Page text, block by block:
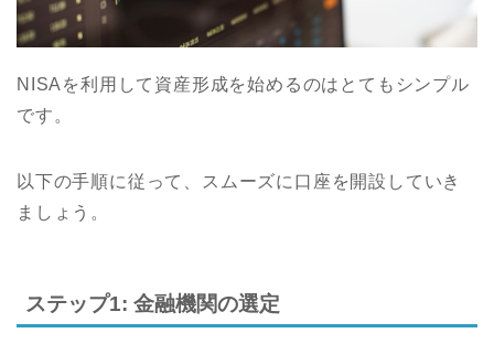
NISAを利用して資産形成を始めるのはとてもシンプル
です。
以下の手順に従って、スムーズに口座を開設していき
ましょう。
ステップ1: 金融機関の選定